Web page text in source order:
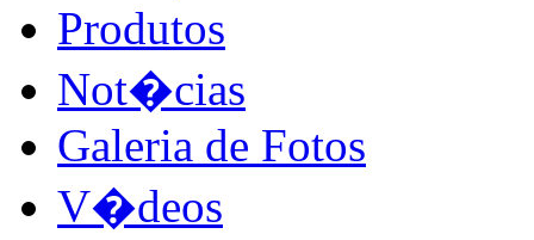
Produtos
Not�cias
Galeria de Fotos
V�deos